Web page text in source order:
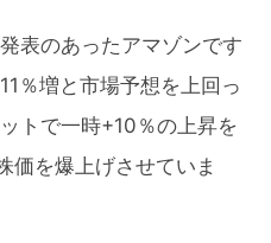
表のあったアマゾンです
％増と市場予想を上回っ
トで一時+10％の上昇を
価を爆上げさせていま